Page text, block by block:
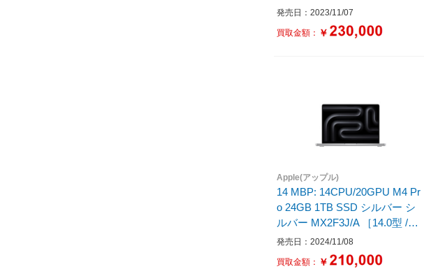
シルバー MRX83J/A シルバー
発売日：2023/11/07
買取金額： ￥
Apple(アップル)
14 MBP: 14CPU/20GPU M4 Pr
o 24GB 1TB SSD シルバー シ
ルバー MX2F3J/A ［14.0型 /Ma
c OS /Apple M4 /メモリ：24GB
/SSD：1TB /無し /日本語版キ
ーボード /2024年10月モデル］
発売日：2024/11/08
買取金額： ￥